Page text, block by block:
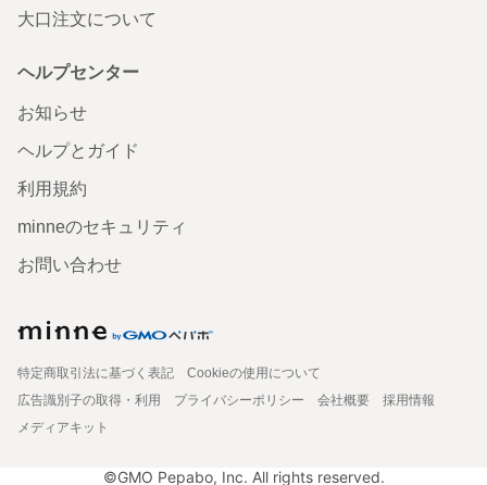
大口注文について
ヘルプセンター
お知らせ
ヘルプとガイド
利用規約
minneのセキュリティ
お問い合わせ
特定商取引法に基づく表記
Cookieの使用について
広告識別子の取得・利用
プライバシーポリシー 会社概要
採用情報
メディアキット
©GMO Pepabo, Inc. All rights reserved.